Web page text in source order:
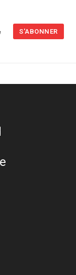
S'ABONNER